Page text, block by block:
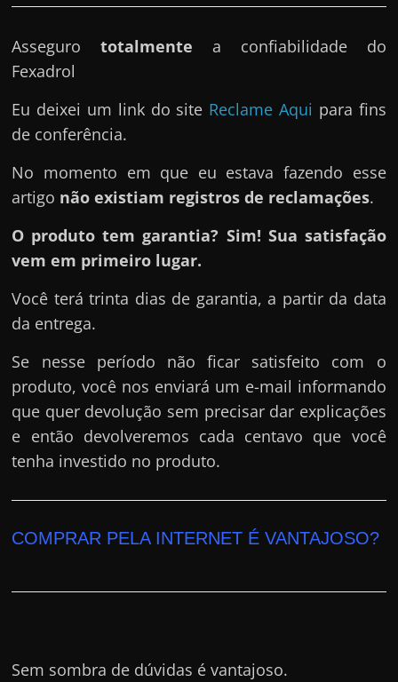
Assegurototalmente a confiabilidade do
Fexadrol
Eu deixei um link do site Reclame Aqui para fins
de conferência.
No momento em que eu estava fazendo esse
artigo não existiam registros de reclamações.
O produto tem garantia? Sim! Sua satisfação
vem em primeiro lugar.
Você terá trinta dias de garantia, a partir da data
da entrega.
Se nesse período não ficar satisfeito com o
produto, você nos enviará um e-mail informando
que quer devolução sem precisar dar explicações
e então devolveremos cada centavo que você
tenha investido no produto.
COMPRAR PELA INTERNET É VANTAJOSO?
Sem sombra de dúvidas é vantajoso.